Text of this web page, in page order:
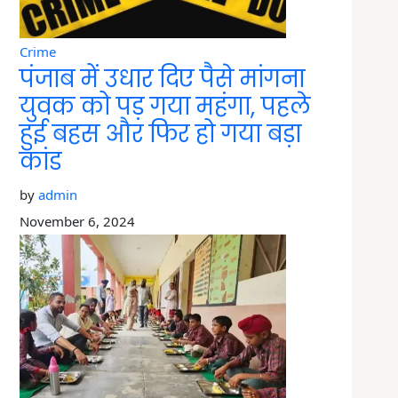
Crime
पंजाब में उधार दिए पैसे मांगना
युवक को पड़ गया महंगा, पहले
हुई बहस और फिर हो गया बड़ा
कांड
by admin
November 6, 2024